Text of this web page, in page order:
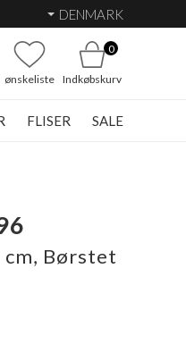
DENMARK
ønskeliste
0
Indkøbskurv
FLISER SALE
Børstet